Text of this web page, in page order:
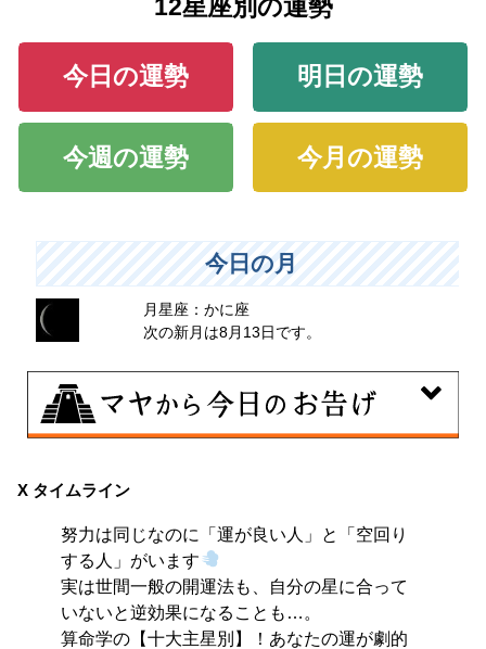
12星座別の運勢
今日の運勢 明日の運勢
今週の運勢 今月の運勢
今日の月
月星座：かに座
次の新月は8月13日です。
自分をいつもとは違う特定の環境に追い込むことで、普
する。
X タイムライン
努力は同じなのに「運が良い人」と「空回り
する人」がいます
実は世間一般の開運法も、自分の星に合って
いないと逆効果になることも…。
算命学の【十大主星別】！あなたの運が劇的